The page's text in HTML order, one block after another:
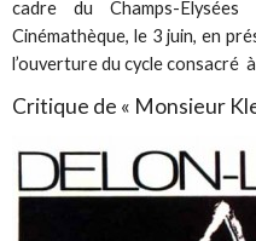
cadre du Champs-
Cinémathèque, le 3 juin, en
l’ouverture du cycle consacré
Critique de « Monsieur